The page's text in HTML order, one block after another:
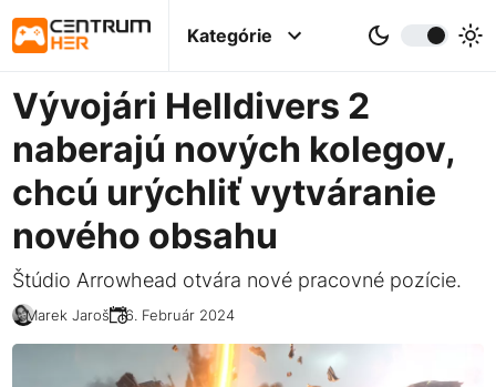
Kategórie
Vývojári Helldivers 2
naberajú nových kolegov,
chcú urýchliť vytváranie
nového obsahu
Štúdio Arrowhead otvára nové pracovné pozície.
Marek Jaroš 16. Február 2024